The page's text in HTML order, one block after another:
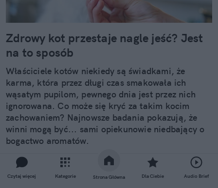
Czytaj więcej Kategorie Strona Główna Dla Ciebie Audio Brief
Zdrowy kot przestaje nagle jeść? Jest
na to sposób
Właściciele kotów niekiedy są świadkami, że
karma, która przez długi czas smakowała ich
wąsatym pupilom, pewnego dnia jest przez nich
ignorowana. Co może się kryć za takim kocim
zachowaniem? Najnowsze badania pokazują, że
winni mogą być... sami opiekunowie niedbający o
bogactwo aromatów.
Czytaj całość